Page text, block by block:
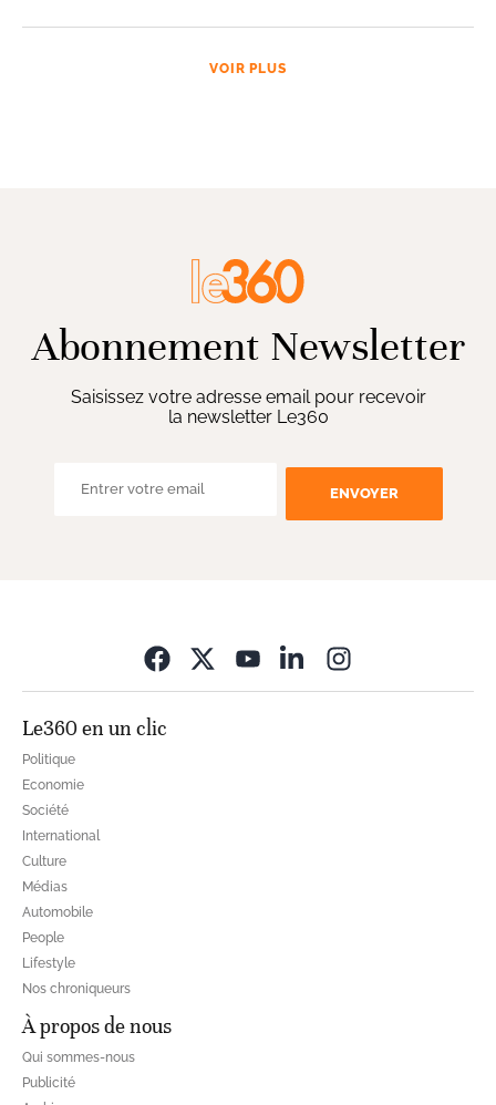
VOIR PLUS
Abonnement Newsletter
Saisissez votre adresse email pour recevoir
la newsletter Le360
ENVOYER
Le360 en un clic
Politique
Economie
Société
International
Culture
Médias
Automobile
People
Lifestyle
Nos chroniqueurs
À propos de nous
Qui sommes-nous
Publicité